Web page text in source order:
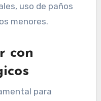
uso de paños
menores.
con
para